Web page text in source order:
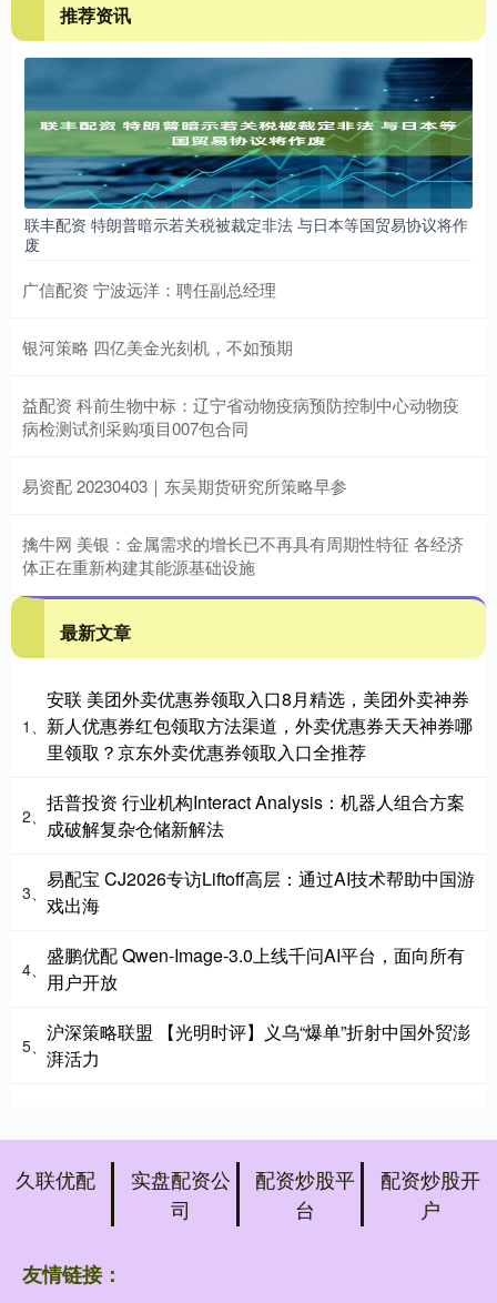
推荐资讯
联丰配资 特朗普暗示若关税被裁定非法 与日本等国贸易协议将作
废
广信配资 宁波远洋：聘任副总经理
银河策略 四亿美金光刻机，不如预期
益配资 科前生物中标：辽宁省动物疫病预防控制中心动物疫
病检测试剂采购项目007包合同
易资配 20230403｜东吴期货研究所策略早参
擒牛网 美银：金属需求的增长已不再具有周期性特征 各经济
体正在重新构建其能源基础设施
最新文章
1、
安联 美团外卖优惠券领取入口8月精选，美团外卖神券
新人优惠券红包领取方法渠道，外卖优惠券天天神券哪
里领取？京东外卖优惠券领取入口全推荐
2、
括普投资 行业机构Interact Analysis：机器人组合方案
成破解复杂仓储新解法
3、
易配宝 CJ2026专访Liftoff高层：通过AI技术帮助中国游
戏出海
4、
盛鹏优配 Qwen-Image-3.0上线千问AI平台，面向所有
用户开放
5、
沪深策略联盟 【光明时评】义乌“爆单”折射中国外贸澎
湃活力
久联优配
实盘配资公
司
配资炒股平
台
配资炒股开
户
友情链接：